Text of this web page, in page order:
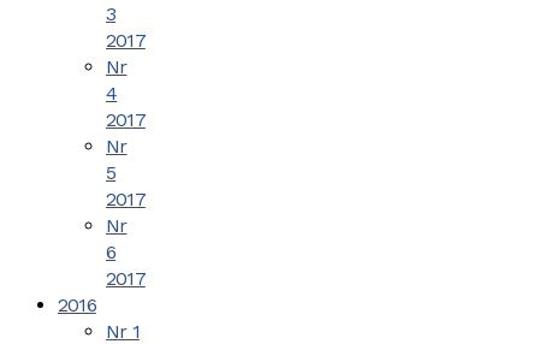
3
2017
Nr
4
2017
Nr
5
2017
Nr
6
2017
2016
Nr 1